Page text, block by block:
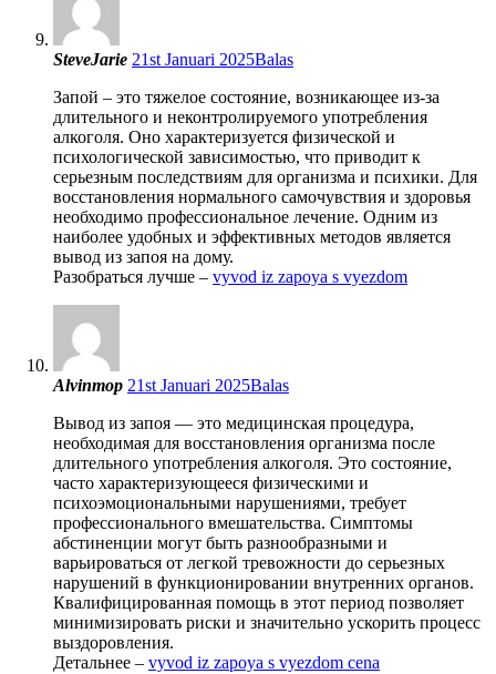
SteveJarie 21st Januari 2025Balas
Запой – это тяжелое состояние, возникающее из-за
длительного и неконтролируемого употребления
алкоголя. Оно характеризуется физической и
психологической зависимостью, что приводит к
серьезным последствиям для организма и психики. Для
восстановления нормального самочувствия и здоровья
необходимо профессиональное лечение. Одним из
наиболее удобных и эффективных методов является
вывод из запоя на дому.
Разобраться лучше – vyvod iz zapoya s vyezdom
Alvinmop 21st Januari 2025Balas
Вывод из запоя — это медицинская процедура,
необходимая для восстановления организма после
длительного употребления алкоголя. Это состояние,
часто характеризующееся физическими и
психоэмоциональными нарушениями, требует
профессионального вмешательства. Симптомы
абстиненции могут быть разнообразными и
варьироваться от легкой тревожности до серьезных
нарушений в функционировании внутренних органов.
Квалифицированная помощь в этот период позволяет
минимизировать риски и значительно ускорить процесс
выздоровления.
Детальнее – vyvod iz zapoya s vyezdom cena